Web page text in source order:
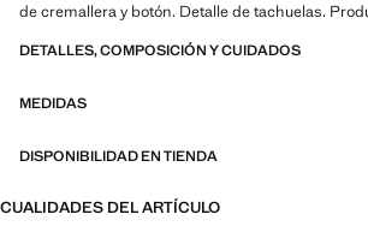
de cremallera y botón. Detalle de tachuelas.
DETALLES, COMPOSICIÓN Y CUIDADOS
MEDIDAS
DISPONIBILIDAD EN TIENDA
CUALIDADES DEL ARTÍCULO